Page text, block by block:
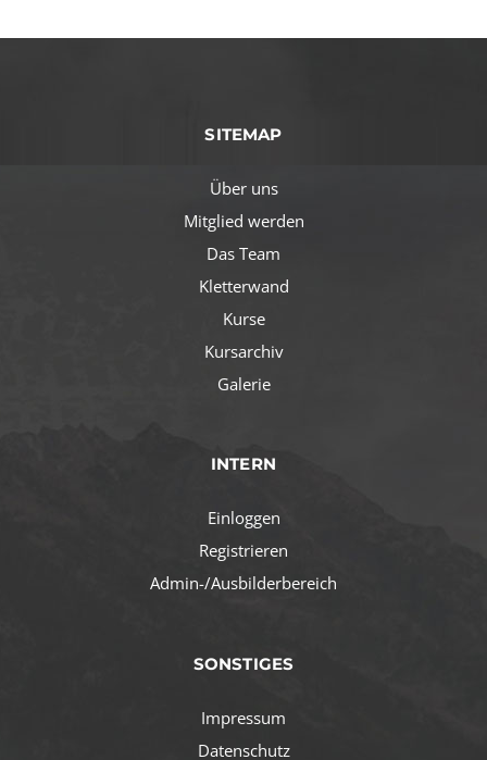
SITEMAP
Über uns
Mitglied werden
Das Team
Kletterwand
Kurse
Kursarchiv
Galerie
INTERN
Einloggen
Registrieren
Admin-/Ausbilderbereich
SONSTIGES
Impressum
Datenschutz